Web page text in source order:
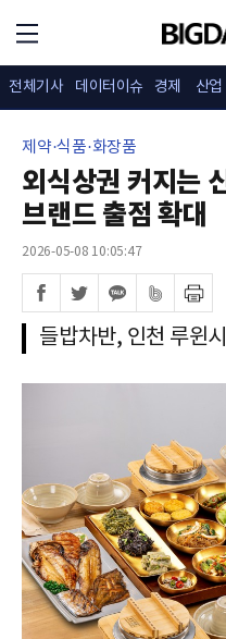
전체기사 데이터이슈 경제 산업
제약·식품·화장품
외식상권 커지는
브랜드 출점 확대
2026-05-08 10:05:47
들밥차반, 인천 루윈